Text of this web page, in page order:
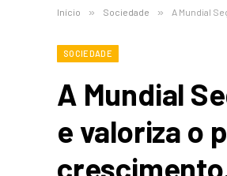
Início » Sociedade » A Mundial
SOCIEDADE
A Mundial
e valoriza o